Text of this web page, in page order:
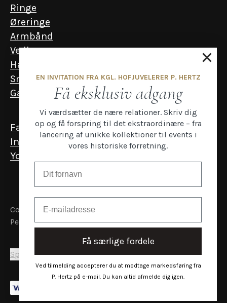
Ringe
Øreringe
Armbånd
Vedhæng
Halskæder
Smykker til mænd
Gavekort
Facebook
Instagram
YouTube
Copyright P.Hertz
Persondata- og cookiepolitik
Sprog & Land
EN INVITATION FRA KGL. HOFJUVELERER P. HERTZ
Få eksklusiv adgang
Vi værdsætter de nære relationer. Skriv dig
op og få forspring til det ekstraordinære – fra
lancering af unikke kollektioner til events i
vores historiske forretning.
Få særlige fordele
Ved tilmelding accepterer du at modtage markedsføring fra
P. Hertz på e-mail. Du kan altid afmelde dig igen.